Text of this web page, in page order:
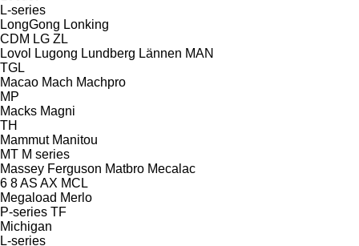
L-series
LongGong Lonking
CDM LG ZL
Lovol
Lugong Lundberg Lännen MAN
TGL
Macao Mach Machpro
MP
Macks Magni
TH
Mammut Manitou
MT M series
Massey Ferguson Matbro Mecalac
6 8AS AX MCL
Megaload Merlo
P-series TF
Michigan
L-series